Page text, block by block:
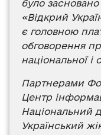
було
«Відкрий
є головною
обговорення
національної і
Партнерами
Центр
Національний
Український